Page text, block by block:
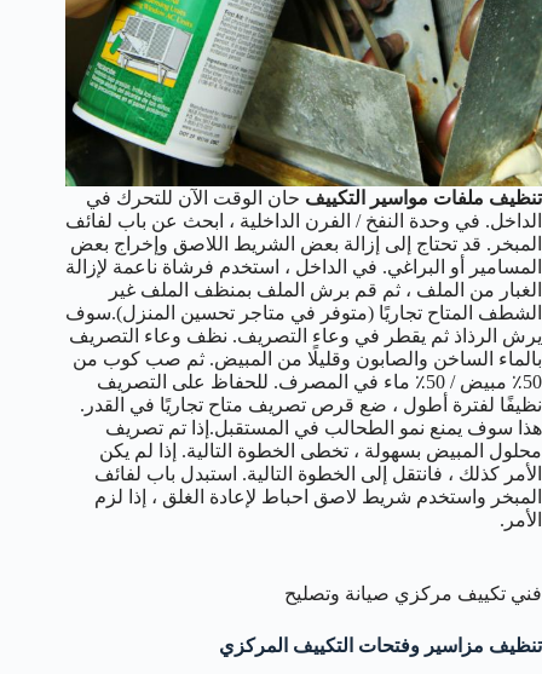
تنظيف ملفات مواسير التكييف حان الوقت الآن للتحرك في
الداخل. في وحدة النفخ / الفرن الداخلية ، ابحث عن باب لفائف
المبخر. قد تحتاج إلى إزالة بعض الشريط اللاصق وإخراج بعض
المسامير أو البراغي. في الداخل ، استخدم فرشاة ناعمة لإزالة
الغبار من الملف ، ثم قم برش الملف بمنظف الملف غير
الشطف المتاح تجاريًا (متوفر في متاجر تحسين المنزل).سوف
يرش الرذاذ ثم يقطر في وعاء التصريف. نظف وعاء التصريف
بالماء الساخن والصابون وقليلًا من المبيض. ثم صب كوب من
50٪ مبيض / 50٪ ماء في المصرف. للحفاظ على التصريف
نظيفًا لفترة أطول ، ضع قرص تصريف متاح تجاريًا في القدر.
هذا سوف يمنع نمو الطحالب في المستقبل.إذا تم تصريف
محلول المبيض بسهولة ، تخطى الخطوة التالية. إذا لم يكن
الأمر كذلك ، فانتقل إلى الخطوة التالية. استبدل باب لفائف
المبخر واستخدم شريط لاصق احباط لإعادة الغلق ، إذا لزم
الأمر.
فني تكييف مركزي صيانة وتصليح
تنظيف مزاسير وفتحات التكييف المركزي